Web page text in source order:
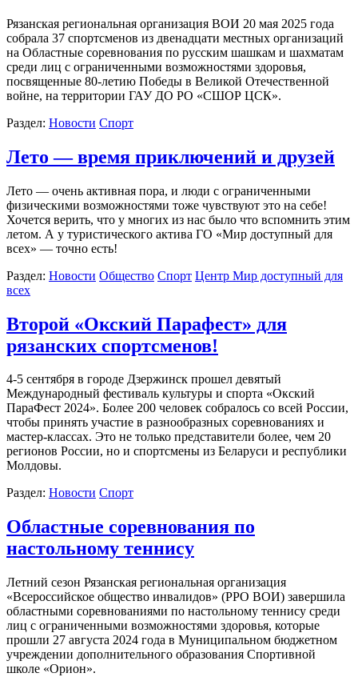
Рязанская региональная организация ВОИ 20 мая 2025 года
собрала 37 спортсменов из двенадцати местных организаций
на Областные соревнования по русским шашкам и шахматам
среди лиц с ограниченными возможностями здоровья,
посвященные 80-летию Победы в Великой Отечественной
войне, на территории ГАУ ДО РО «СШОР ЦСК».
Раздел: Новости Спорт
Лето — время приключений и друзей
Лето — очень активная пора, и люди с ограниченными
физическими возможностями тоже чувствуют это на себе!
Хочется верить, что у многих из нас было что вспомнить этим
летом. А у туристического актива ГО «Мир доступный для
всех» — точно есть!
Раздел: Новости Общество Спорт Центр Мир доступный для
всех
Второй «Окский Парафест» для
рязанских спортсменов!
4-5 сентября в городе Дзержинск прошел девятый
Международный фестиваль культуры и спорта «Окский
ПараФест 2024». Более 200 человек собралось со всей России,
чтобы принять участие в разнообразных соревнованиях и
мастер-классах. Это не только представители более, чем 20
регионов России, но и спортсмены из Беларуси и республики
Молдовы.
Раздел: Новости Спорт
Областные соревнования по
настольному теннису
Летний сезон Рязанская региональная организация
«Всероссийское общество инвалидов» (РРО ВОИ) завершила
областными соревнованиями по настольному теннису среди
лиц с ограниченными возможностями здоровья, которые
прошли 27 августа 2024 года в Муниципальном бюджетном
учреждении дополнительного образования Спортивной
школе «Орион».